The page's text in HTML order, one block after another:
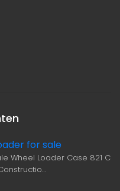
for sale
Wheel Loader Case 821 C